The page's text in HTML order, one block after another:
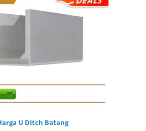
U Ditch Batang